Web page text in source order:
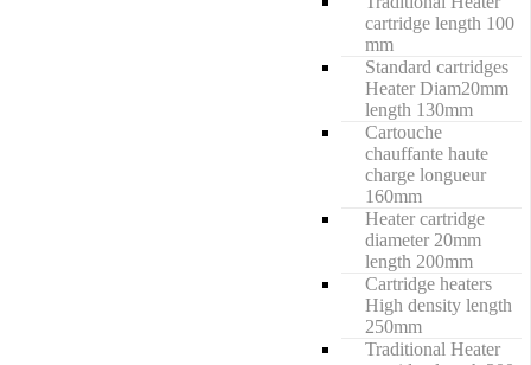
cartridge length 100
mm
Standard cartridges
Heater Diam20mm
length 130mm
Cartouche
chauffante haute
charge longueur
160mm
Heater cartridge
diameter 20mm
length 200mm
Cartridge heaters
High density length
250mm
Traditional Heater